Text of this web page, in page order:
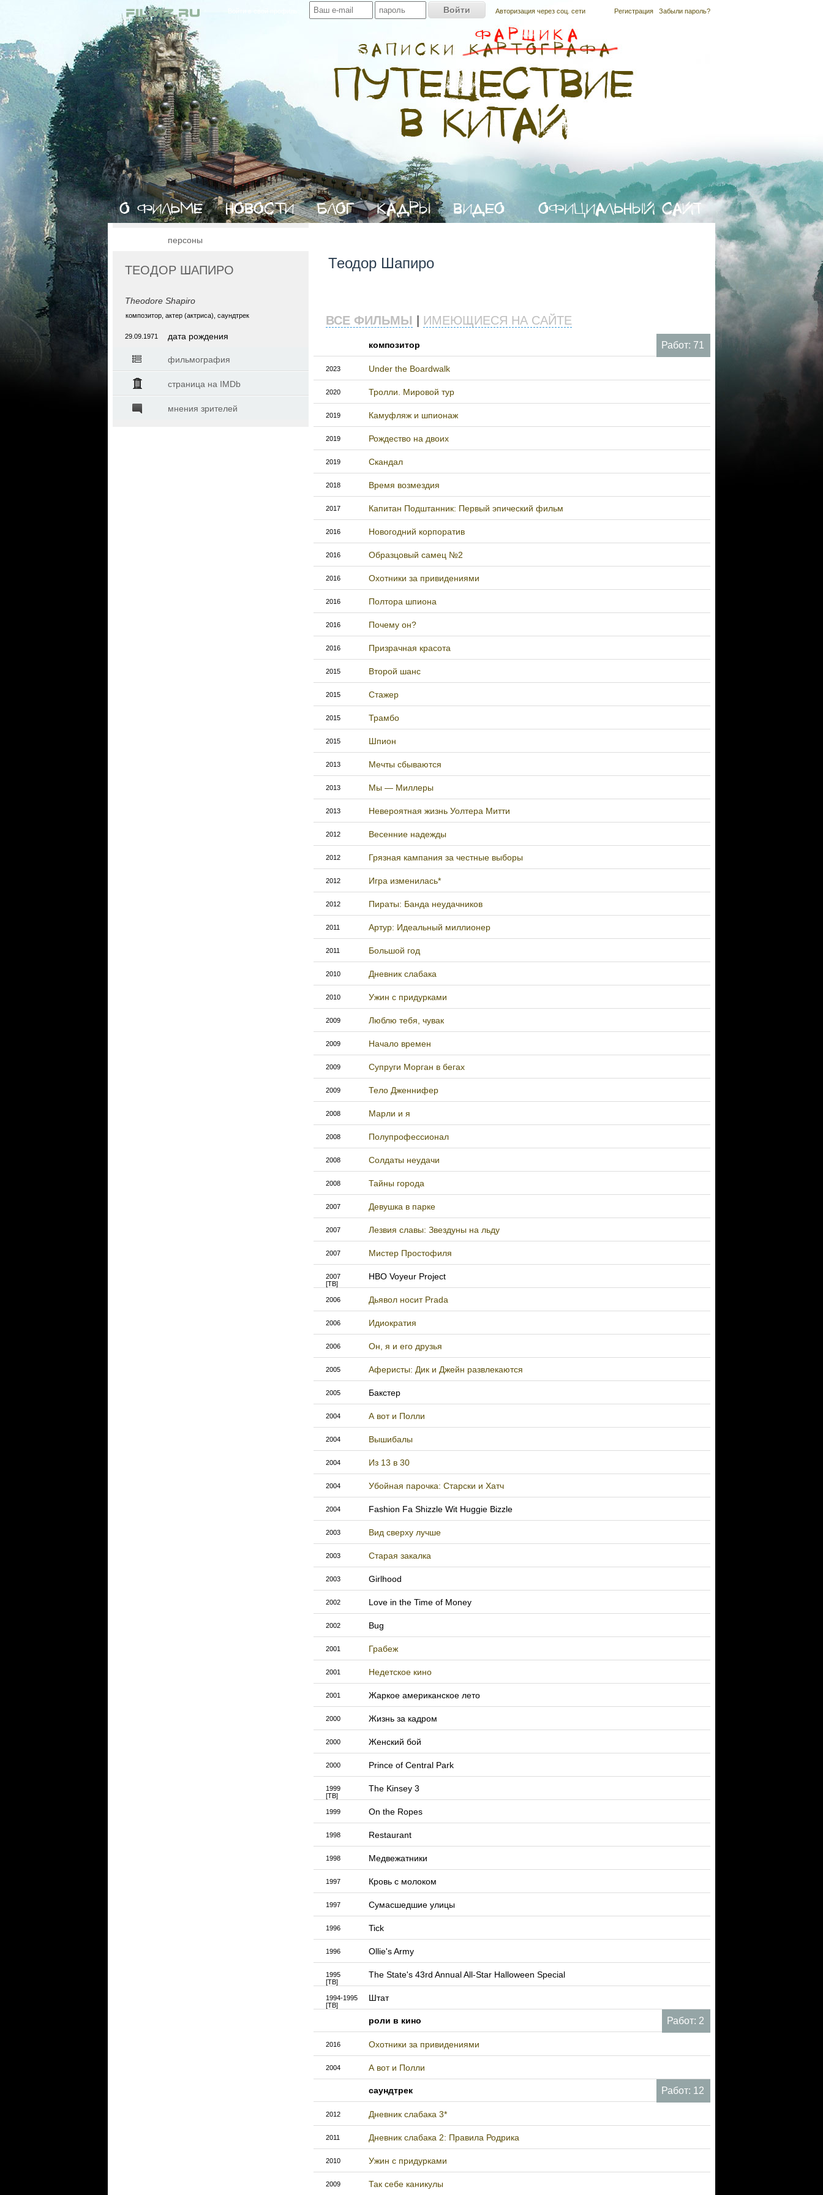
Авторизация через соц. сети Регистрация Забыли пароль?
Теодор Шапиро
ВСЕ ФИЛЬМЫ ИМЕЮЩИЕСЯ НА САЙТЕ
Работ: 71
композитор
2023 Under the Boardwalk
2020 Тролли. Мировой тур
2019 Камуфляж и шпионаж
2019 Рождество на двоих
2019 Скандал
2018 Время возмездия
2017 Капитан Подштанник: Первый эпический фильм
2016 Новогодний корпоратив
2016 Образцовый самец №2
2016 Охотники за привидениями
2016 Полтора шпиона
2016 Почему он?
2016 Призрачная красота
2015 Второй шанс
2015 Стажер
2015 Трамбо
2015 Шпион
2013 Мечты сбываются
2013 Мы — Миллеры
2013 Невероятная жизнь Уолтера Митти
2012 Весенние надежды
2012 Грязная кампания за честные выборы
2012 Игра изменилась*
2012 Пираты: Банда неудачников
2011 Артур: Идеальный миллионер
2011 Большой год
2010 Дневник слабака
2010 Ужин с придурками
2009 Люблю тебя, чувак
2009 Начало времен
2009 Супруги Морган в бегах
2009 Тело Дженнифер
2008 Марли и я
2008 Полупрофессионал
2008 Солдаты неудачи
2008 Тайны города
2007 Девушка в парке
2007 Лезвия славы: Звездуны на льду
2007 Мистер Простофиля
2007
[ТВ]
HBO Voyeur Project
2006 Дьявол носит Prada
2006 Идиократия
2006 Он, я и его друзья
2005 Аферисты: Дик и Джейн развлекаются
2005 Бакстер
2004 А вот и Полли
2004 Вышибалы
2004 Из 13 в 30
2004 Убойная парочка: Старски и Хатч
2004 Fashion Fa Shizzle Wit Huggie Bizzle
2003 Вид сверху лучше
2003 Старая закалка
2003 Girlhood
2002 Love in the Time of Money
2002 Bug
2001 Грабеж
2001 Недетское кино
2001 Жаркое американское лето
2000 Жизнь за кадром
2000 Женский бой
2000 Prince of Central Park
1999
[ТВ]
The Kinsey 3
1999 On the Ropes
1998 Restaurant
1998 Медвежатники
1997 Кровь с молоком
1997 Сумасшедшие улицы
1996 Tick
1996 Ollie's Army
1995
[ТВ]
The State's 43rd Annual All-Star Halloween Special
1994-1995
[ТВ]
Штат
Работ: 2
роли в кино
2016 Охотники за привидениями
2004 А вот и Полли
Работ: 12
саундтрек
2012 Дневник слабака 3*
2011 Дневник слабака 2: Правила Родрика
2010 Ужин с придурками
2009 Так себе каникулы
персоны
ТЕОДОР ШАПИРО
Theodore Shapiro
композитор, актер (актриса), саундтрек
29.09.1971 дата рождения
фильмография
страница на IMDb
мнения зрителей